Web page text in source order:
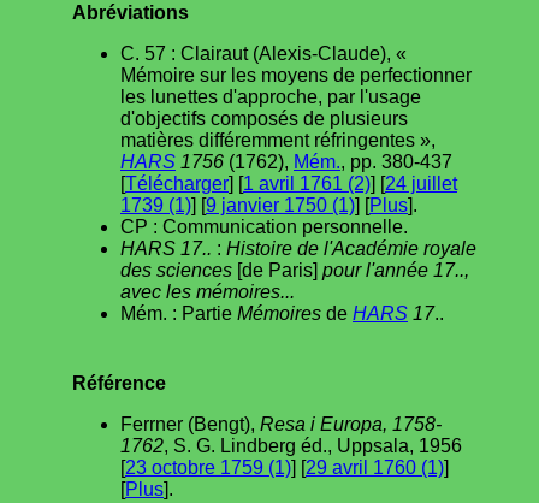
Abréviations
C. 57 : Clairaut (Alexis-Claude), «
Mémoire sur les moyens de perfectionner
les lunettes d'approche, par l'usage
d'objectifs composés de plusieurs
matières différemment réfringentes »,
HARS 1756 (1762), Mém., pp. 380-437
[Télécharger] [1 avril 1761 (2)] [24 juillet
1739 (1)] [9 janvier 1750 (1)] [Plus].
CP : Communication personnelle.
HARS 17.. : Histoire de l'Académie royale
des sciences [de Paris] pour l'année 17..,
avec les mémoires...
Mém. : Partie Mémoires de HARS 17..
Référence
Ferrner (Bengt), Resa i Europa, 1758-
1762, S. G. Lindberg éd., Uppsala, 1956
[23 octobre 1759 (1)] [29 avril 1760 (1)]
[Plus].